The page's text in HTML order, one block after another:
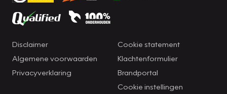
Disclaimer
Algemene voorwaarden
Privacyverklaring
Cookie statement
Klachtenformulier
Brandportal
Cookie instellingen